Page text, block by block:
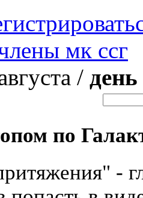
мк ссг
/
по
-